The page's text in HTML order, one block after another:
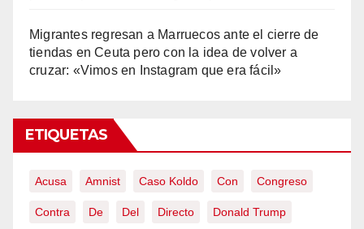
Migrantes regresan a Marruecos ante el cierre de
tiendas en Ceuta pero con la idea de volver a
cruzar: «Vimos en Instagram que era fácil»
ETIQUETAS
Acusa Amnist Caso Koldo Con Congreso
Contra De Del Directo Donald Trump